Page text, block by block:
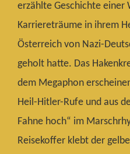
erzählte Geschichte einer
Karriereträume in ihrem
Österreich von Nazi-
geholt hatte. Das
dem Megaphon
Heil-Hitler-Rufe und aus
Fahne hoch“ im
Reisekoffer klebt der